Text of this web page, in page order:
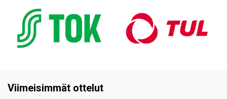
Viimeisimmät ottelut